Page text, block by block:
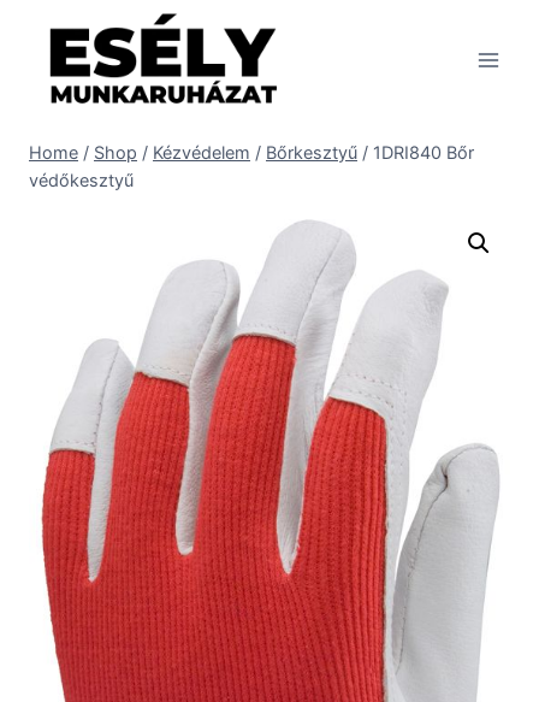
content
Home / Shop / Kézvédelem / Bőrkesztyű / 1DRI840 Bőr
védőkesztyű